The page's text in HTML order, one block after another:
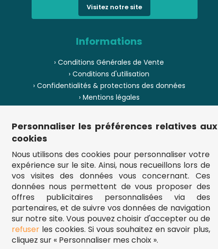
Visitez notre site
Informations
› Conditions Générales de Vente
› Conditions d'utilisation
› Confidentialités & protections des données
› Mentions légales
› Paiement
› Pièces de puzzle manquantes ?
› Plan du site
** Frais d'envoi = 6,95 € (France) / gratuit à partir de 45 €.
fou-de-puzzle.com : le site référence pour acheter des puzzles de
qualité à bon prix.
© Fou-de-puzzle.com 2011 - 2026
Personnaliser les préférences relatives aux
cookies
Nous utilisons des cookies pour personnaliser votre
expérience sur le site. Ainsi, nous recueillons lors de
vos visites des données vous concernant. Ces
données nous permettent de vous proposer des
offres publicitaires personnalisées via des
partenaires, et de suivre vos données de navigation
sur notre site. Vous pouvez choisir d'accepter ou de
refuserles cookies. Si vous souhaitez en savoir plus,
cliquez sur « Personnaliser mes choix ».